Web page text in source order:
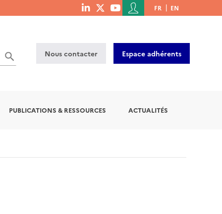
menu
Menu
du
de
l'utilisateur
FR EN
Nous contacter Espace adhérents
PUBLICATIONS & RESSOURCES ACTUALITÉS